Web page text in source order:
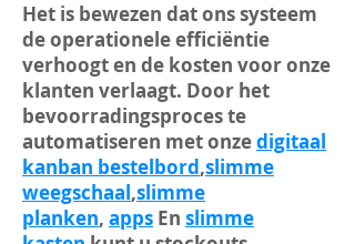
Het is bewezen dat ons systeem
de operationele efficiëntie
verhoogt en de kosten voor onze
klanten verlaagt. Door het
bevoorradingsproces te
automatiseren met onzedigitaal
kanban bestelbord,slimme
weegschaal,slimme
planken, apps En slimme